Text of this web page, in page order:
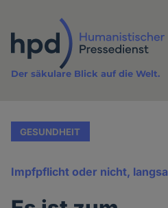
Inhalt
Der säkulare Blick auf die Welt.
GESUNDHEIT
Impfpflicht oder nicht,